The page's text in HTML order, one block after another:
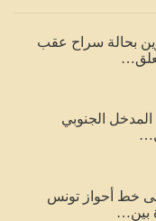
بحالة سراح عقب
المدخل الجنوبي
خط أحواز تونس
بين…